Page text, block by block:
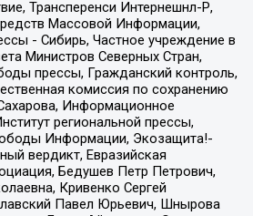
Трансперенси Интернешнл-Р,
Массовой Информации,
- Сибирь, Частное учреждение в
Министров Северных Стран,
прессы, Гражданский контроль,
комиссия по сохранению
Информационное
региональной прессы,
Информации, Экозащита!-
вердикт, Евразийская
Бедушев Петр Петрович,
Кривенко Сергей
Павел Юрьевич, Шнырова